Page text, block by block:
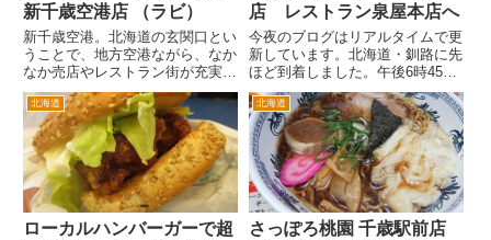
新千歳空港店 （ラビ）
新千歳空港。北海道の玄関口とい
うことで、地方空港ながら、なか
なか売店やレストラン街が充実し
ています。 空港にいるときとい
うのは、これから空港に到着し
て、道内の目的地に移動すると
き、あるいはこれから帰りの航空
機に搭乗する時。いずれにしても
せわ...
店 レストラン泉屋本店へ
今夜のブログはリアルタイムで更
新しています。北海道・釧路に先
ほど到着しました。午後6時45分
に釧路たんちょう空港に到着。タ
クシーですぐに釧路市街へ。 午
後7時過ぎの駅前通りは、相変わ
らず人影が少ないですね。車は、
走ってますが。 そして釧路で...
北海道
ローカルハンバーガーで超
北海道
さっぽろ桃園 千歳駅前店